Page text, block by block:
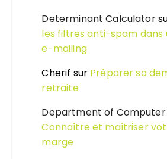
Determinant Calculator
les filtres anti-spam dans
e-mailing
Cherif sur Préparer sa
retraite
Department of Computer
Connaître et maîtriser
marge